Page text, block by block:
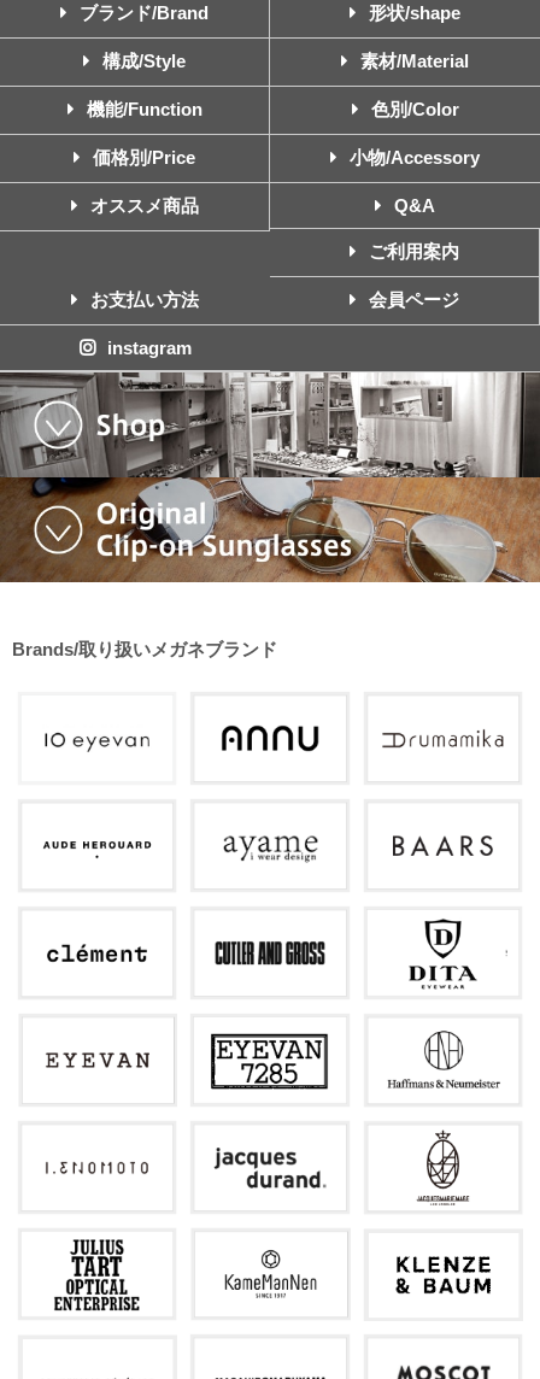
ブランド/Brand 形状/shape
構成/Style 素材/Material
機能/Function 色別/Color
価格別/Price 小物/Accessory
オススメ商品 Q&A
ご利用案内
お支払い方法 会員ページ
instagram
Brands/取り扱いメガネブランド